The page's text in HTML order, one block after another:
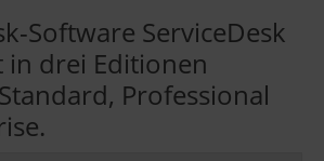
Software ServiceDesk
in drei Editionen
Professional